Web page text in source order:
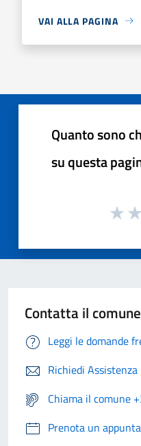
VAI ALLA PAGINA
Quanto sono
su questa
Contatta il comune
Leggi le domande
Richiedi Assistenza
Chiama il comune
Prenota un